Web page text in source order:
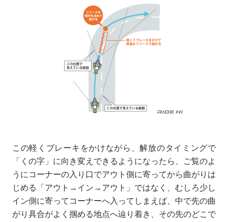
この軽くブレーキをかけながら、解放のタイミングで
「くの字」に向き変えできるようになったら、ご覧のよ
うにコーナーの入り口でアウト側に寄ってから曲がりは
じめる「アウト→イン→アウト」ではなく、むしろ少し
イン側に寄ってコーナーへ入ってしまえば、中で先の曲
がり具合がよく掴める地点へ辿り着き、その先のどこで